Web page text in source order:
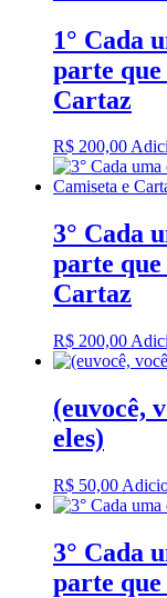
1° Cada
parte
Cartaz
R$ 200,00
3° Cada
parte
Cartaz
R$ 200,00
(euvocê,
eles)
R$ 50,00
3° Cada
parte